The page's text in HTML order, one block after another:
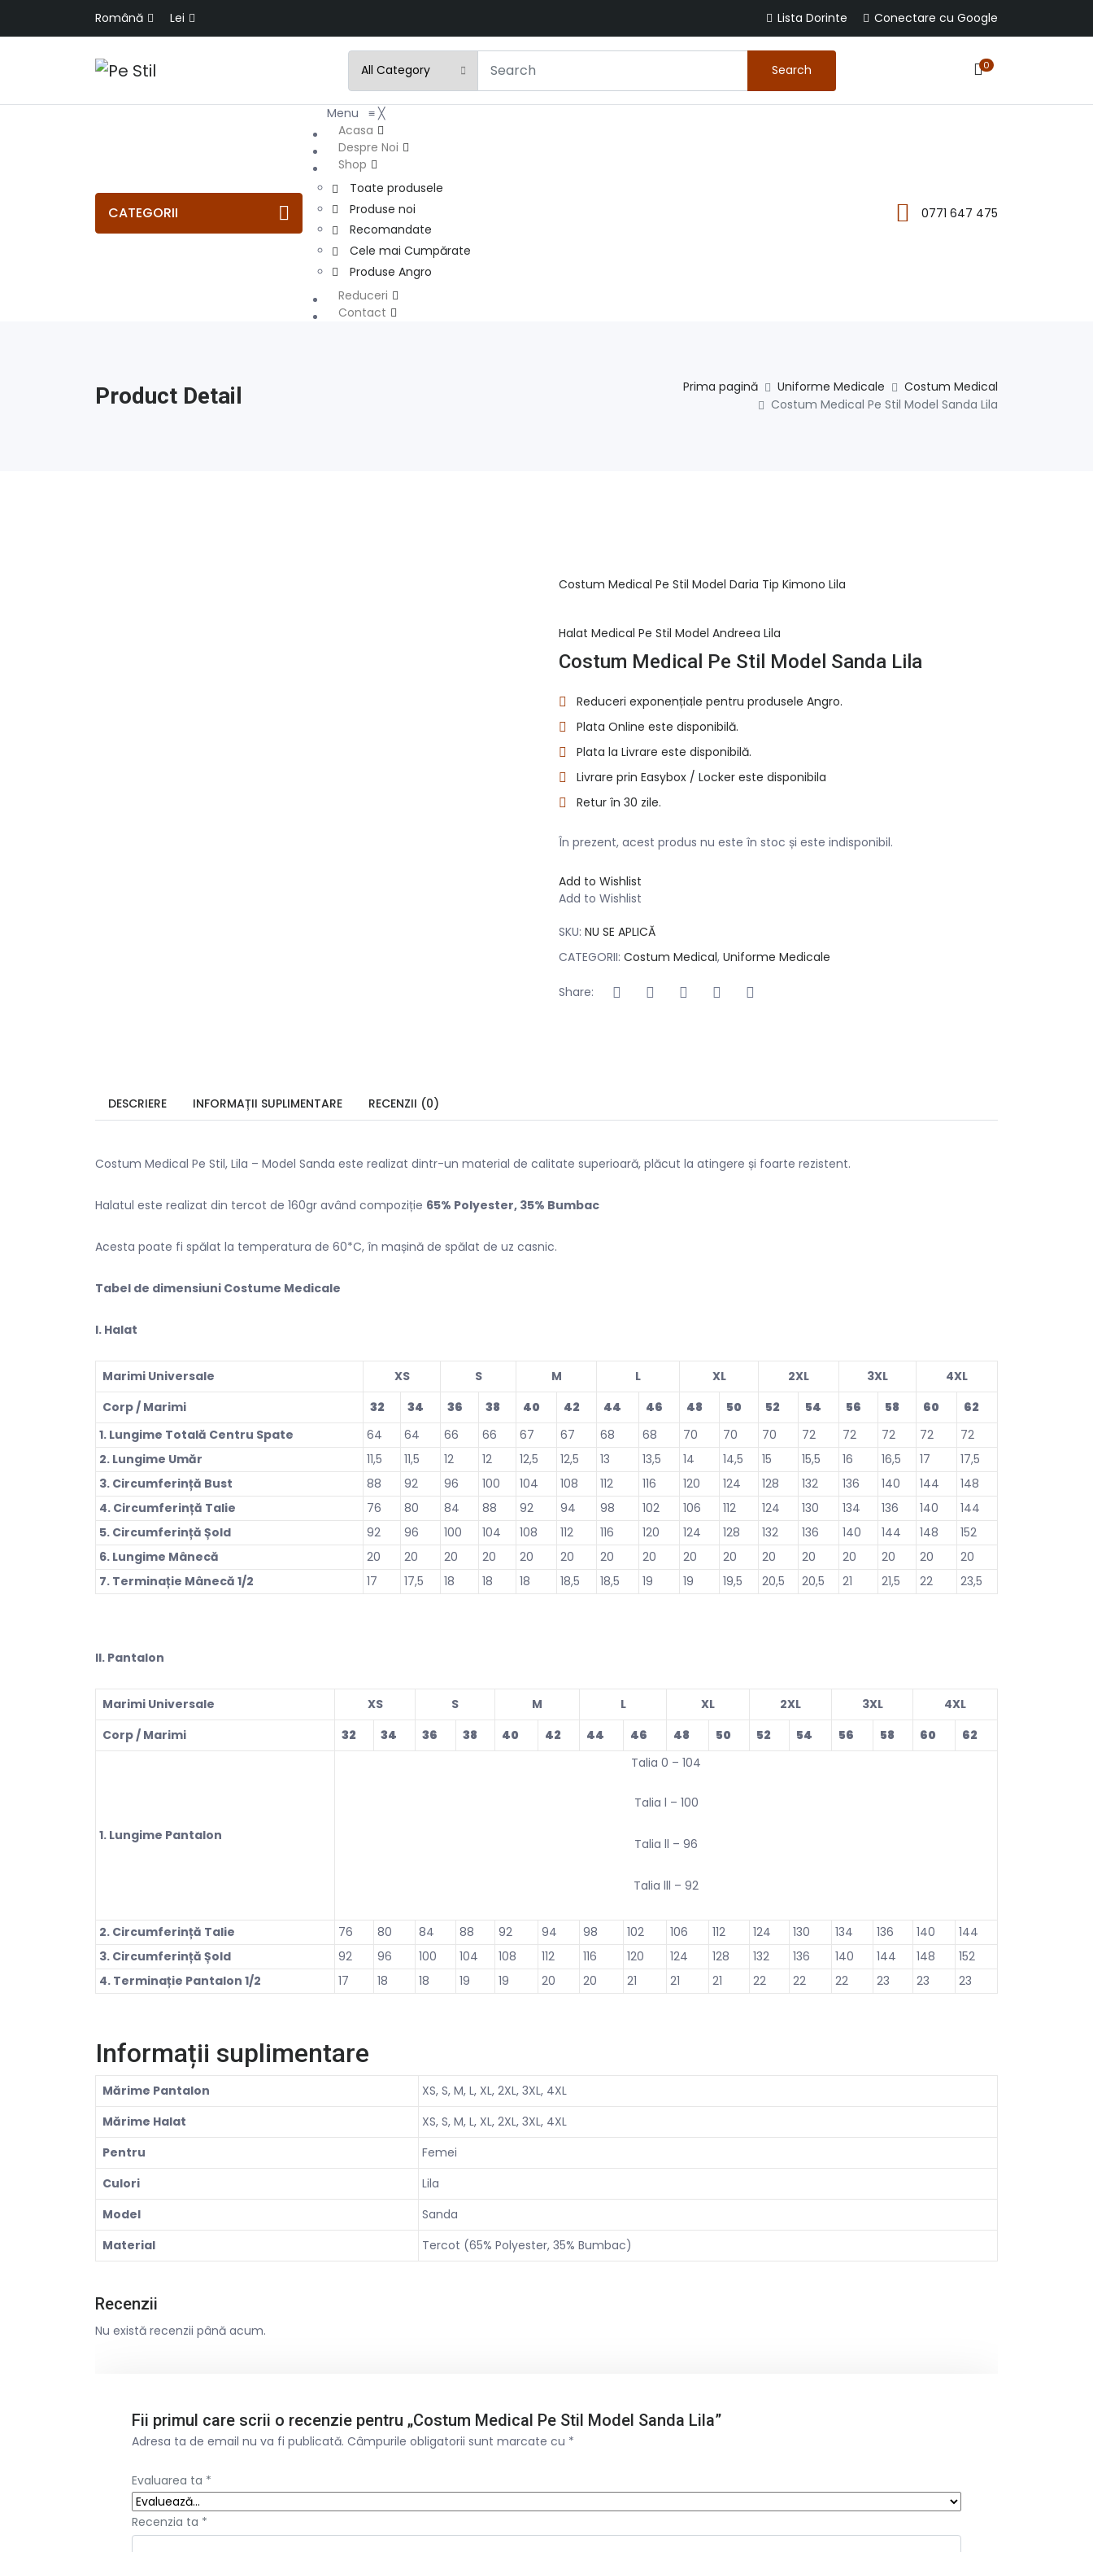
Română Lei Lista Dorinte Conectare cu Google
Search 0
CATEGORII
Menu ≡ ╳
Acasa
Despre Noi
Shop
Toate produsele
Produse noi
Recomandate
Cele mai Cumpărate
Produse Angro
Reduceri
Contact
0771 647 475
Product Detail Prima pagină Uniforme Medicale
Costum Medical
Costum Medical Pe Stil Model Sanda Lila
Costum Medical Pe Stil Model Daria Tip Kimono Lila
Halat Medical Pe Stil Model Andreea Lila
Costum Medical Pe Stil Model Sanda Lila
Reduceri exponențiale pentru produsele Angro.
Plata Online este disponibilă.
Plata la Livrare este disponibilă.
Livrare prin Easybox / Locker este disponibila
Retur în 30 zile.
În prezent, acest produs nu este în stoc și este indisponibil.
Add to Wishlist
Add to Wishlist
SKU: NU SE APLICĂ
CATEGORII: Costum Medical, Uniforme Medicale
Share:
DESCRIERE INFORMAȚII SUPLIMENTARE RECENZII (0)
Costum Medical Pe Stil, Lila – Model Sanda este realizat dintr-un material de calitate superioară, plăcut la atingere și foarte rezistent.
Halatul este realizat din tercot de 160gr având compoziție 65% Polyester, 35% Bumbac
Acesta poate fi spălat la temperatura de 60*C, în mașină de spălat de uz casnic.
Tabel de dimensiuni Costume Medicale
l. Halat
Marimi Universale XS S M L XL 2XL 3XL
4XL
Corp / Marimi
32 34 36 38 40 42 44 46 48 50 52 54 56 58 60
62
1. Lungime Totală Centru Spate
64 64 66 66 67 67 68 68 70 70 70 72 72 72 72
72
2. Lungime Umăr
11,5 11,5 12 12 12,5 12,5 13 13,5 14 14,5 15 15,5 16 16,5 17
17,5
3. Circumferință Bust
88 92 96 100 104 108 112 116 120 124 128 132 136 140 144
148
4. Circumferință Talie
76 80 84 88 92 94 98 102 106 112 124 130 134 136 140
144
5. Circumferință Șold
92 96 100 104 108 112 116 120 124 128 132 136 140 144 148
152
6. Lungime Mânecă
20 20 20 20 20 20 20 20 20 20 20 20 20 20 20
20
7. Terminație Mânecă 1/2
17 17,5 18 18 18 18,5 18,5 19 19 19,5 20,5 20,5 21 21,5 22 23,5
ll. Pantalon
Marimi Universale XS S M L XL 2XL 3XL
4XL
Corp / Marimi
32 34 36 38 40 42 44 46 48 50 52 54 56 58 60 62
1. Lungime Pantalon
Talia 0 – 104
Talia l – 100
Talia ll – 96
Talia lll – 92
2. Circumferință Talie 76 80 84 88 92 94 98 102 106 112 124 130 134 136 140
144
3. Circumferință Șold
92 96 100 104 108 112 116 120 124 128 132 136 140 144 148
152
4. Terminație Pantalon 1/2
17 18 18 19 19 20 20 21 21 21 22 22 22 23 23 23
Informații suplimentare
Mărime Pantalon
XS, S, M, L, XL, 2XL, 3XL, 4XL
Mărime Halat
XS, S, M, L, XL, 2XL, 3XL, 4XL
Pentru
Femei
Culori
Lila
Model
Sanda
Material
Tercot (65% Polyester, 35% Bumbac)
Recenzii
Nu există recenzii până acum.
Fii primul care scrii o recenzie pentru „Costum Medical Pe Stil Model Sanda Lila”
Adresa ta de email nu va fi publicată. Câmpurile obligatorii sunt marcate cu *
Evaluarea ta *
Recenzia ta *